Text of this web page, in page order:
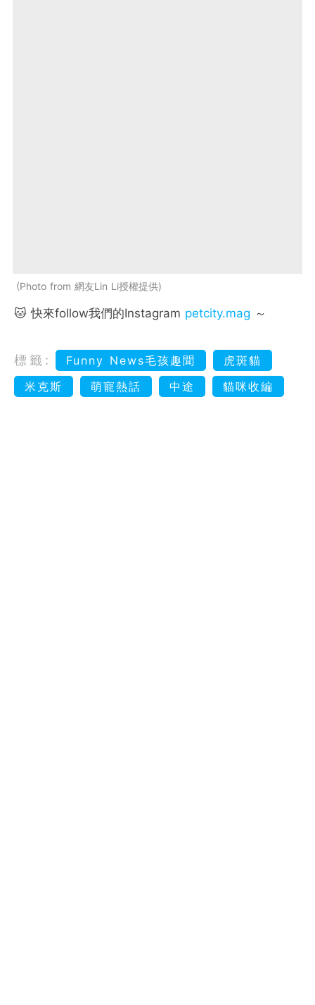
Photo from 網友Lin Li授權提供
🐱 快來follow我們的Instagram petcity.mag ～
標籤: Funny News毛孩趣聞
虎斑貓
米克斯
萌寵熱話 中途 貓咪收編